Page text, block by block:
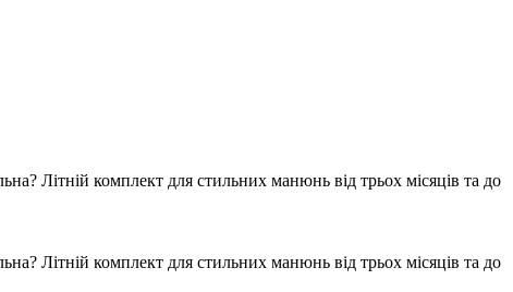
Літній комплект для стильних манюнь від трьох місяців та до
Літній комплект для стильних манюнь від трьох місяців та до